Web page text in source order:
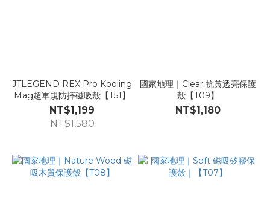
JTLEGEND REX Pro Kooling
Mag超軍規防摔磁吸殼【T51】
NT$1,199
NT$1,580
國家地理｜Clear 抗黃透亮保護
殼【T09】
NT$1,180